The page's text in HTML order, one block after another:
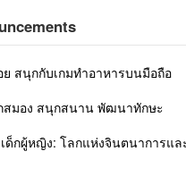
ย สนุกกับเกมทำอาหารบนมือถือ
สมอง สนุกสนาน พัฒนาทักษะ
ด็กผู้หญิง: โลกแห่งจินตนาการแล